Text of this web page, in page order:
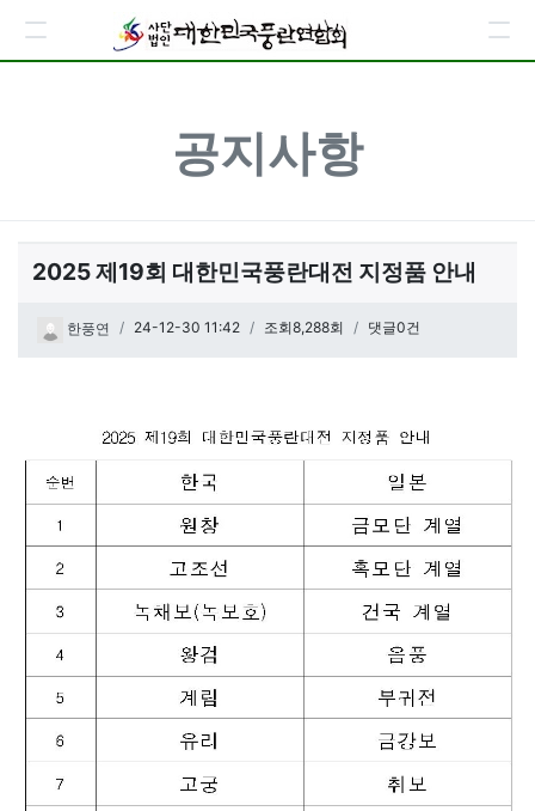
공지사항
2025 제19회 대한민국풍란대전 지정품 안내
페이지 정보
한풍연 작성일
24-12-30 11:42 조회8,288회 댓글0건